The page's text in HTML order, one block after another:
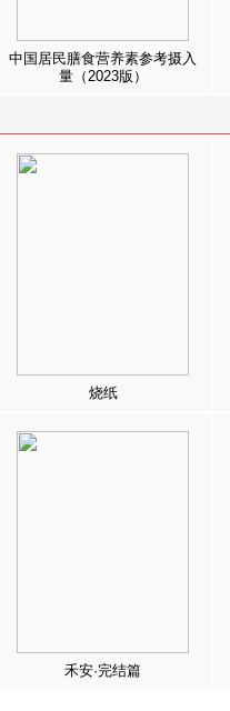
中国居民膳食营养素参考摄入
量（2023版）
烧纸
禾安·完结篇